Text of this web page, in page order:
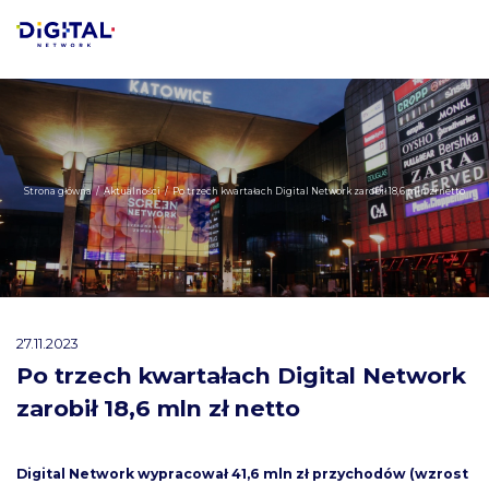
Strona główna / Aktualności / Po trzech kwartałach Digital Network zarobił 18,6 mln zł netto
27.11.2023
Po trzech kwartałach Digital Network
zarobił 18,6 mln zł netto
Digital Network wypracował 41,6 mln zł przychodów (wzrost